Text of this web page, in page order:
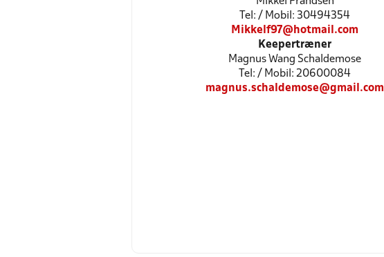
Tel: / Mobil: 30494354
Mikkelf97@hotmail.com
Keepertræner
Magnus Wang Schaldemose
Tel: / Mobil: 20600084
magnus.schaldemose@gmail.com